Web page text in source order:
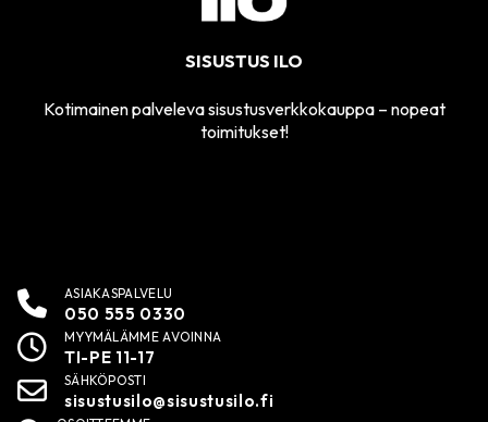
SISUSTUS ILO
Kotimainen palveleva sisustusverkkokauppa – nopeat
toimitukset!
ASIAKASPALVELU
050 555 0330
MYYMÄLÄMME AVOINNA
TI-PE 11-17
SÄHKÖPOSTI
sisustusilo@sisustusilo.fi